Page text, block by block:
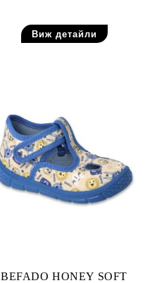
Виж детайли
BEFADO HONEY SOFT